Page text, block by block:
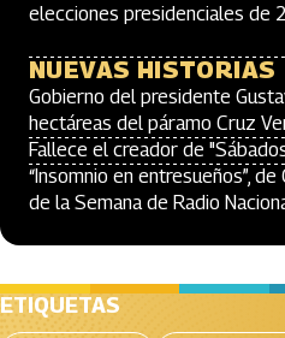
elecciones presidenciales de
NUEVAS HISTORIAS
Gobierno del presidente
hectáreas del páramo Cruz
Fallece el creador de
“Insomnio en entresueños”,
de la Semana de Radio
ETIQUETAS